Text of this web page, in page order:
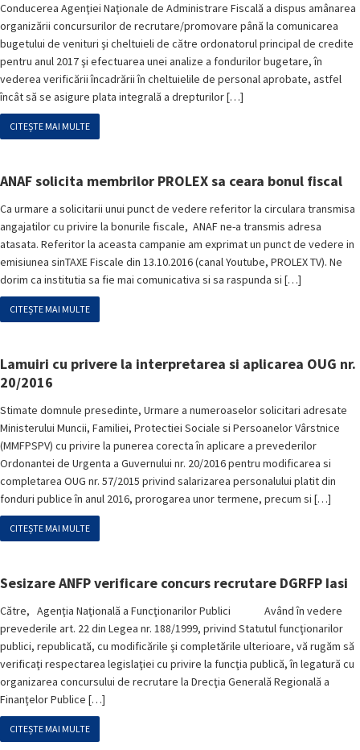
Conducerea Agenţiei Naţionale de Administrare Fiscală a dispus amânarea
organizării concursurilor de recrutare/promovare până la comunicarea
bugetului de venituri şi cheltuieli de către ordonatorul principal de credite
pentru anul 2017 şi efectuarea unei analize a fondurilor bugetare, în
vederea verificării încadrării în cheltuielile de personal aprobate, astfel
încât să se asigure plata integrală a drepturilor […]
CITEȘTE MAI MULTE
ANAF solicita membrilor PROLEX sa ceara bonul fiscal
Ca urmare a solicitarii unui punct de vedere referitor la circulara transmisa
angajatilor cu privire la bonurile fiscale, ANAF ne-a transmis adresa
atasata. Referitor la aceasta campanie am exprimat un punct de vedere in
emisiunea sinTAXE Fiscale din 13.10.2016 (canal Youtube, PROLEX TV). Ne
dorim ca institutia sa fie mai comunicativa si sa raspunda si […]
CITEȘTE MAI MULTE
Lamuiri cu privere la interpretarea si aplicarea OUG nr.
20/2016
Stimate domnule presedinte, Urmare a numeroaselor solicitari adresate
Ministerului Muncii, Familiei, Protectiei Sociale si Persoanelor Vârstnice
(MMFPSPV) cu privire la punerea corecta în aplicare a prevederilor
Ordonantei de Urgenta a Guvernului nr. 20/2016 pentru modificarea si
completarea OUG nr. 57/2015 privind salarizarea personalului platit din
fonduri publice în anul 2016, prorogarea unor termene, precum si […]
CITEȘTE MAI MULTE
Sesizare ANFP verificare concurs recrutare DGRFP Iasi
Către, Agenţia Naţională a Funcţionarilor Publici Având în vedere
prevederile art. 22 din Legea nr. 188/1999, privind Statutul funcţionarilor
publici, republicată, cu modificările şi completările ulterioare, vă rugăm să
verificaţi respectarea legislaţiei cu privire la funcţia publică, în legatură cu
organizarea concursului de recrutare la Drecţia Generală Regională a
Finanţelor Publice […]
CITEȘTE MAI MULTE